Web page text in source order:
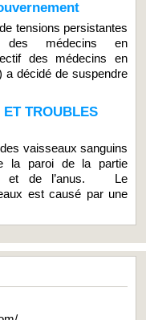
tensions persistantes
médecins en
des médecins en
a décidé de suspendre
TROUBLES
vaisseaux sanguins
la paroi de la partie
et de l’anus. Le
est causé par une